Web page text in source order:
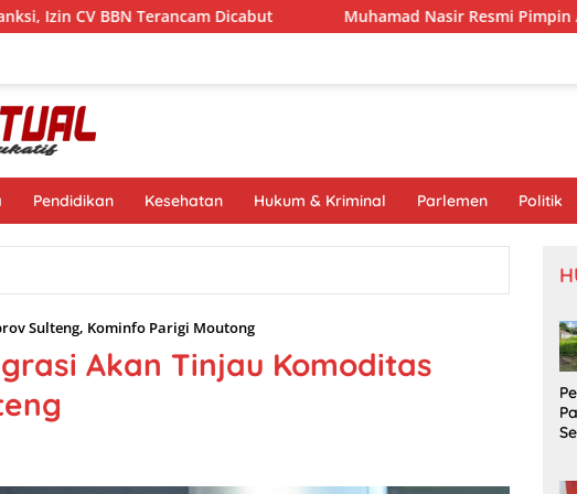
Terancam Dicabut Muhamad Nasir Resmi Pimpin APRI Parimo
Pendidikan Kesehatan Hukum & Kriminal Parlemen Politik
Sulteng, Kominfo Parigi Moutong
Akan Tinjau Komoditas